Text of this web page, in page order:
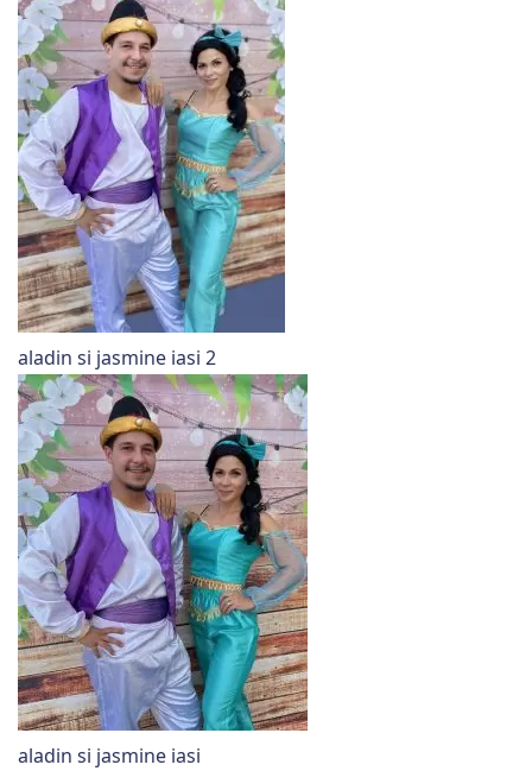
aladin si jasmine iasi 2
aladin si jasmine iasi